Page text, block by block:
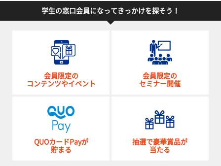
学生の窓口会員になってきっかけを探そう！
会員限定の
コンテンツやイベント
会員限定の
セミナー開催
QUOカードPayが
貯まる
抽選で豪華賞品が
当たる